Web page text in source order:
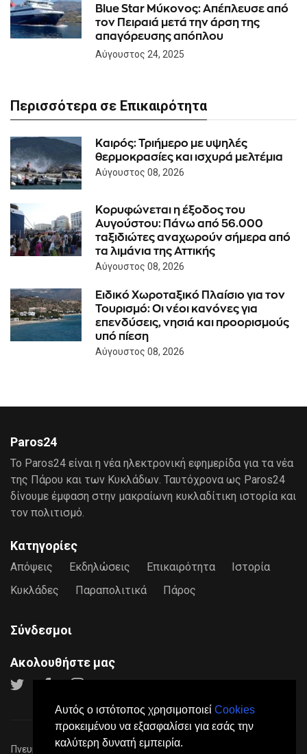
Αυτός ο ιστότοπος χρησιμοποιεί Cookies
προκειμένου να εξασφαλίσει για εσάς την
καλύτερη δυνατή εμπειρία.
Blue Star Μύκονος: Απέπλευσε από
τον Πειραιά μετά την άρση της
απαγόρευσης απόπλου
Αύγουστος 24, 2025
Περισσότερα σε Επικαιρότητα
Καιρός: Τριήμερο με υψηλές
θερμοκρασίες και ισχυρά μελτέμια
Αύγουστος 08, 2026
Κορυφώνεται η έξοδος του
Αυγούστου: Πάνω από 56.000
ταξιδιώτες αναχωρούν σήμερα από
τα λιμάνια της Αττικής
Αύγουστος 08, 2026
Ειδικό Χωροταξικό Πλαίσιο για τον
Τουρισμό: Οι νέοι κανόνες για
επενδύσεις, νησιά και προορισμούς
υπό πίεση
Αύγουστος 08, 2026
Paros24
Το Paros24 είναι η νέα ηλεκτρονική εφημερίδα για τα νέα
της Πάρου και των Κυκλάδων. Ταυτόχρονα ως Paros24
δίνουμε έμφαση στην μακραίωνη κυκλαδίτικη ιστορία και
τον πολιτισμό.
Κατηγορίες
Απόψεις Εκδηλώσεις Επικαιρότητα
Ιστορία
Κυκλάδες
Παραπολιτικά Πάρος
Σύνδεσμοι
Ακολουθήστε μας
Πνευματικά Δικαιώματα © 2026Paros24